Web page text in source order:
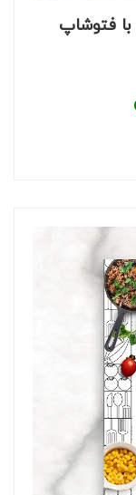
با فتوشاپ